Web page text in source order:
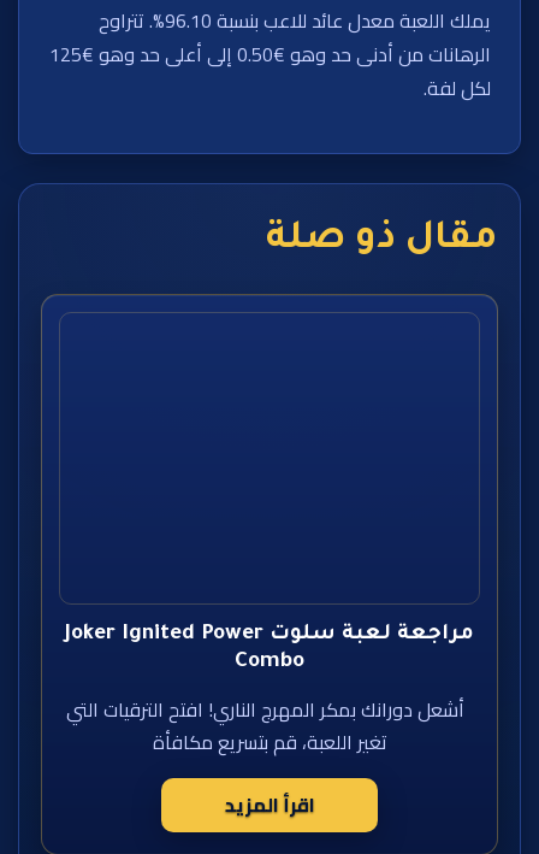
يملك اللعبة معدل عائد للاعب بنسبة 96.10%. تتراوح
الرهانات من أدنى حد وهو €0.50 إلى أعلى حد وهو €125
لكل لفة.
مقال ذو صلة
مراجعة لعبة سلوت Joker Ignited Power
Combo
أشعل دورانك بمكر المهرج الناري! افتح الترقيات التي
تغير اللعبة، قم بتسريع مكافأة
اقرأ المزيد